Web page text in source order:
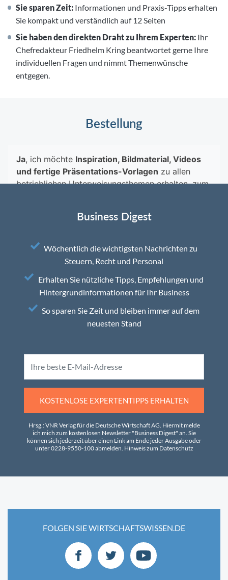
Sie sparen Zeit: Informationen und Praxis-Tipps erhalten
Sie kompakt und verständlich auf 12 Seiten
Sie haben den direkten Draht zu Ihrem Experten: Ihr
Chefredakteur Friedhelm Kring beantwortet gerne Ihre
individuellen Fragen und nimmt Themenwünsche
entgegen.
Bestellung
Business Digest
Wöchentlich die wichtigsten Nachrichten zu
Steuern, Recht und Personal
Erhalten Sie nützliche Tipps, Empfehlungen und
Hintergrundinformationen für Ihr Business
So sparen Sie Zeit und bleiben immer auf dem
neuesten Stand
KOSTENLOSE EXPERTENTIPPS ERHALTEN
Hrsg.: VNR Verlag für die Deutsche Wirtschaft AG. Hiermit melde
ich mich zum kostenlosen Newsletter "Business Digest" an. Sie
können sich jederzeit über einen Link am Ende jeder Ausgabe oder
unter 0228-9550-100 abmelden. Hinweis zum Datenschutz
FOLGEN SIE WIRTSCHAFTSWISSEN.DE